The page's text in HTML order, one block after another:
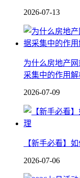
2026-07-13
为什么房地产
采集中的作用解
2026-07-09
【新手必看】
2026-07-06